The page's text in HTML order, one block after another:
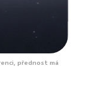
přednost má